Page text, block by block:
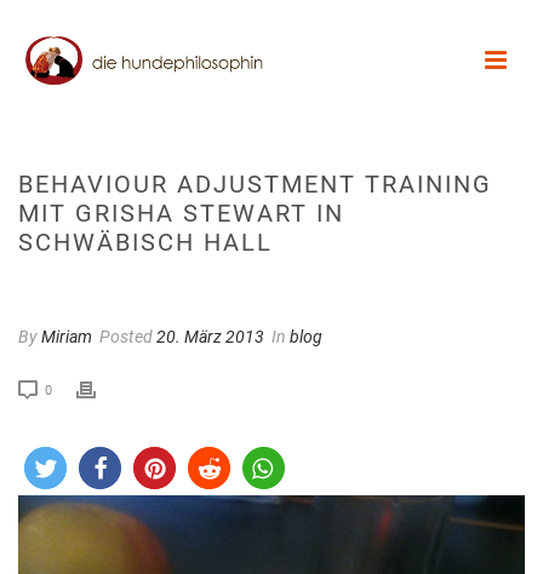
BEHAVIOUR ADJUSTMENT TRAINING
MIT GRISHA STEWART IN
SCHWÄBISCH HALL
ByMiriam Posted20. März 2013 In blog
0